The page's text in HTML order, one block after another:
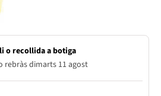
o recollida a botiga
rebràs dimarts 11 agost